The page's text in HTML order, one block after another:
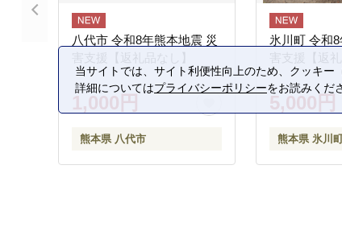
八代市 令和8年熊本地震 災
害支援【返礼品なし】
1,000円
熊本県 八代市
氷川町 令和
害支援【返
5,000円
熊本県 氷川
当サイトでは、サイト利便性向上のため、クッキー
詳細についてはプライバシーポリシーをお読みくだ